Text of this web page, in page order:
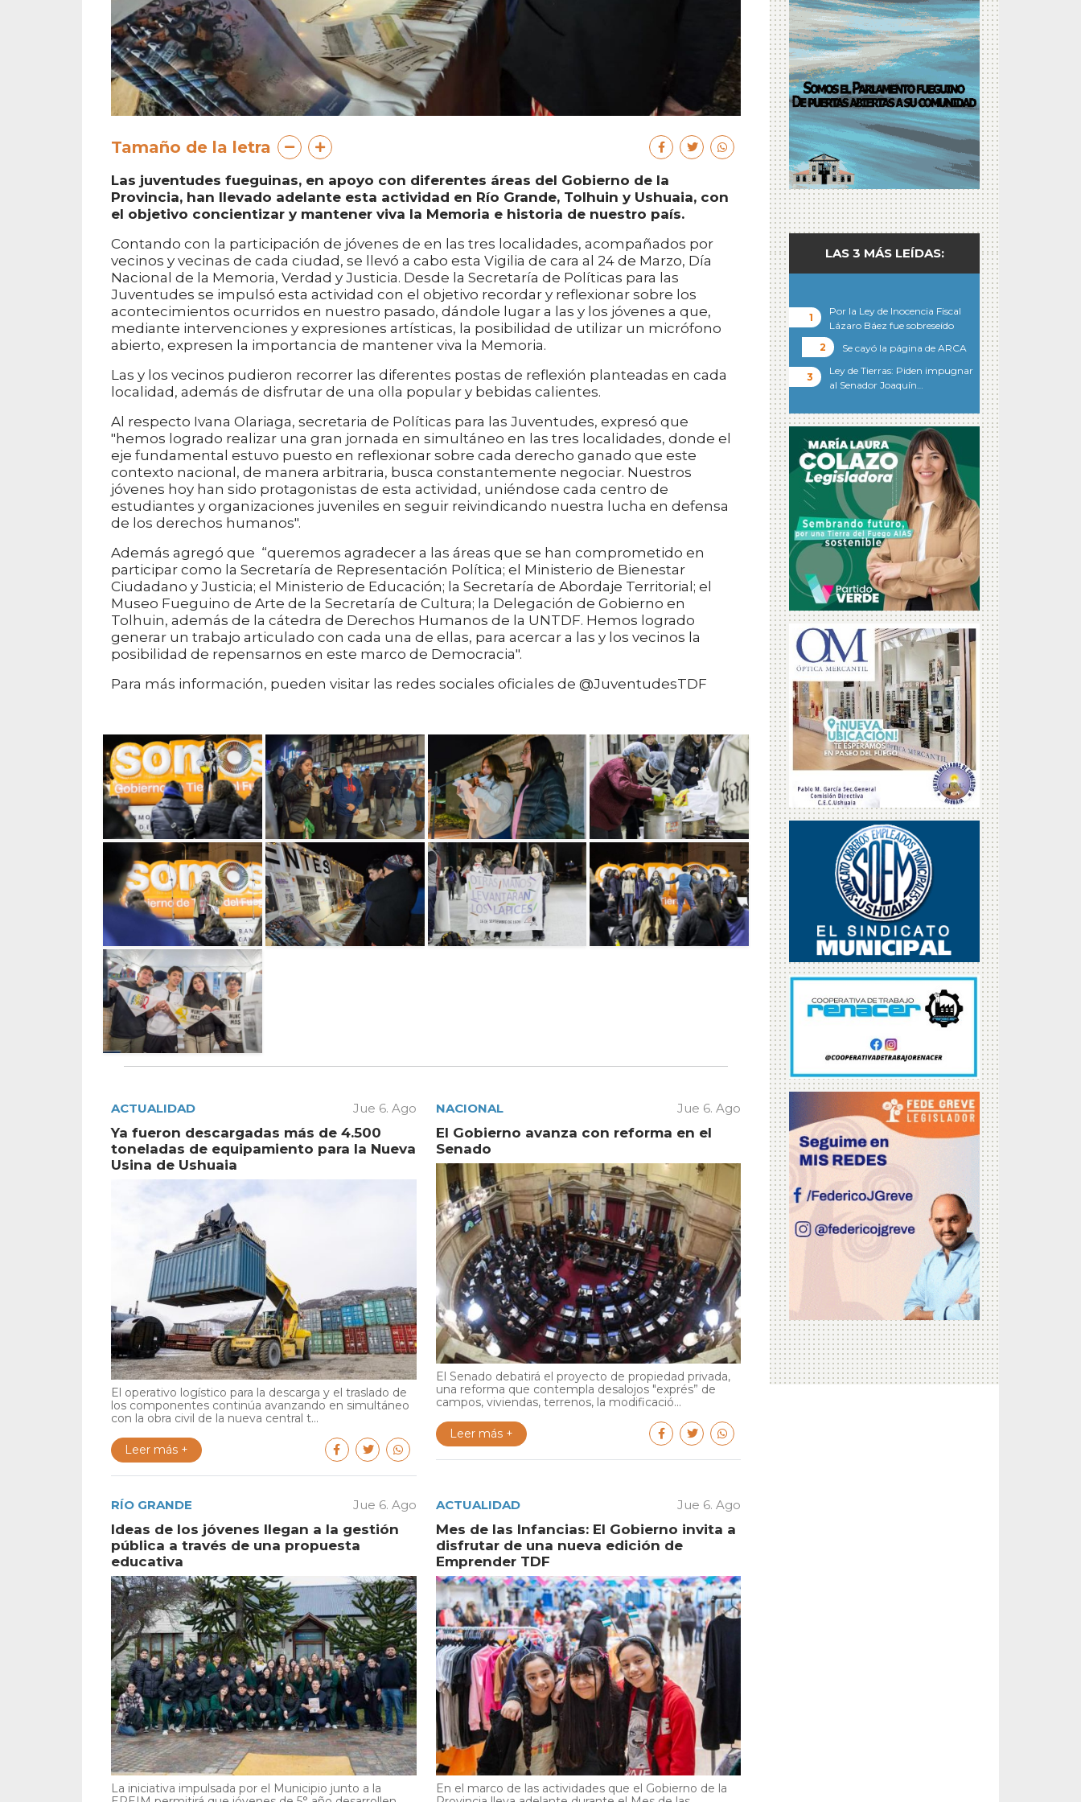
Tamaño de la letra
Las juventudes fueguinas, en apoyo con diferentes áreas del Gobierno de la
Provincia, han llevado adelante esta actividad en Río Grande, Tolhuin y Ushuaia, con
el objetivo concientizar y mantener viva la Memoria e historia de nuestro país.
Contando con la participación de jóvenes de en las tres localidades, acompañados por
vecinos y vecinas de cada ciudad, se llevó a cabo esta Vigilia de cara al 24 de Marzo, Día
Nacional de la Memoria, Verdad y Justicia. Desde la Secretaría de Políticas para las
Juventudes se impulsó esta actividad con el objetivo recordar y reflexionar sobre los
acontecimientos ocurridos en nuestro pasado, dándole lugar a las y los jóvenes a que,
mediante intervenciones y expresiones artísticas, la posibilidad de utilizar un micrófono
abierto, expresen la importancia de mantener viva la Memoria.
Las y los vecinos pudieron recorrer las diferentes postas de reflexión planteadas en cada
localidad, además de disfrutar de una olla popular y bebidas calientes.
Al respecto Ivana Olariaga, secretaria de Políticas para las Juventudes, expresó que
"hemos logrado realizar una gran jornada en simultáneo en las tres localidades, donde el
eje fundamental estuvo puesto en reflexionar sobre cada derecho ganado que este
contexto nacional, de manera arbitraria, busca constantemente negociar. Nuestros
jóvenes hoy han sido protagonistas de esta actividad, uniéndose cada centro de
estudiantes y organizaciones juveniles en seguir reivindicando nuestra lucha en defensa
de los derechos humanos".
Además agregó que “queremos agradecer a las áreas que se han comprometido en
participar como la Secretaría de Representación Política; el Ministerio de Bienestar
Ciudadano y Justicia; el Ministerio de Educación; la Secretaría de Abordaje Territorial; el
Museo Fueguino de Arte de la Secretaría de Cultura; la Delegación de Gobierno en
Tolhuin, además de la cátedra de Derechos Humanos de la UNTDF. Hemos logrado
generar un trabajo articulado con cada una de ellas, para acercar a las y los vecinos la
posibilidad de repensarnos en este marco de Democracia".
Para más información, pueden visitar las redes sociales oficiales de @JuventudesTDF
ACTUALIDAD Jue 6. Ago
Ya fueron descargadas más de 4.500
toneladas de equipamiento para la Nueva
Usina de Ushuaia
El operativo logístico para la descarga y el traslado de
los componentes continúa avanzando en simultáneo
con la obra civil de la nueva central t...
Leer más +
NACIONAL Jue 6. Ago
El Gobierno avanza con reforma en el
Senado
El Senado debatirá el proyecto de propiedad privada,
una reforma que contempla desalojos "exprés” de
campos, viviendas, terrenos, la modificació...
Leer más +
RÍO GRANDE Jue 6. Ago
Ideas de los jóvenes llegan a la gestión
pública a través de una propuesta
educativa
La iniciativa impulsada por el Municipio junto a la
ACTUALIDAD Jue 6. Ago
Mes de las Infancias: El Gobierno invita a
disfrutar de una nueva edición de
Emprender TDF
En el marco de las actividades que el Gobierno de la
LAS 3 MÁS LEÍDAS:
Por la Ley de Inocencia Fiscal
Lázaro Báez fue sobreseído
Se cayó la página de ARCA
Ley de Tierras: Piden impugnar
al Senador Joaquín…